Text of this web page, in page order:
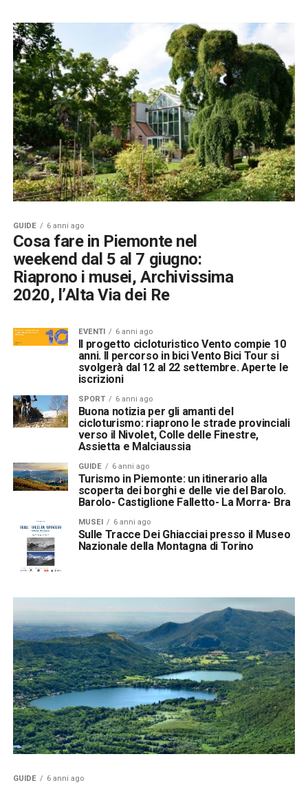
GUIDE 6 anni ago
Cosa fare in Piemonte nel
weekend dal 5 al 7 giugno:
Riaprono i musei, Archivissima
2020, l’Alta Via dei Re
EVENTI 6 anni ago
Il progetto cicloturistico Vento compie 10
anni. Il percorso in bici Vento Bici Tour si
svolgerà dal 12 al 22 settembre. Aperte le
iscrizioni
SPORT 6 anni ago
Buona notizia per gli amanti del
cicloturismo: riaprono le strade provinciali
verso il Nivolet, Colle delle Finestre,
Assietta e Malciaussia
GUIDE 6 anni ago
Turismo in Piemonte: un itinerario alla
scoperta dei borghi e delle vie del Barolo.
Barolo- Castiglione Falletto- La Morra- Bra
MUSEI 6 anni ago
Sulle Tracce Dei Ghiacciai presso il Museo
Nazionale della Montagna di Torino
GUIDE 6 anni ago